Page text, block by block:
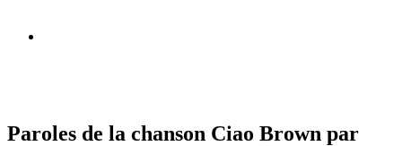
Paroles de la chanson Ciao Brown par